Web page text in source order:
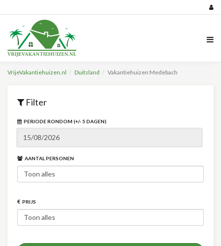
VrijeVakantiehuizen.nl Duitsland Vakantiehuizen Medebach
Filter
PERIODE RONDOM (+/- 5 DAGEN)
AANTAL PERSONEN
PRIJS